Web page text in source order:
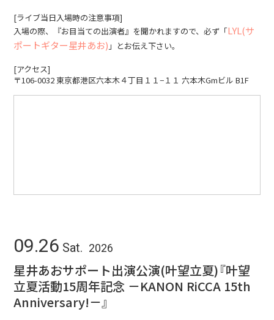
[ライブ当日入場時の注意事項]
入場の際、『お目当ての出演者』を聞かれますので、必ず「LYL(サ
ポートギター星井あお) 」とお伝え下さい。
[アクセス]
〒106-0032 東京都港区六本木４丁目１１−１１ 六本木Gmビル B1F
09.26 Sat. 2026
星井あおサポート出演公演(叶望立夏)『叶望
立夏活動15周年記念 －KANON RiCCA 15th
Anniversary!－』